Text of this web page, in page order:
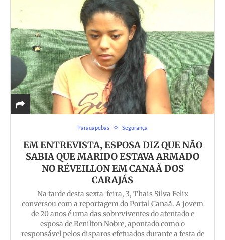
Parauapebas Segurança
EM ENTREVISTA, ESPOSA DIZ QUE NÃO
SABIA QUE MARIDO ESTAVA ARMADO
NO RÉVEILLON EM CANAÃ DOS
CARAJÁS
Na tarde desta sexta-feira, 3, Thais Silva Felix
conversou com a reportagem do Portal Canaã. A jovem
de 20 anos é uma das sobreviventes do atentado e
esposa de Renilton Nobre, apontado como o
responsável pelos disparos efetuados durante a festa de